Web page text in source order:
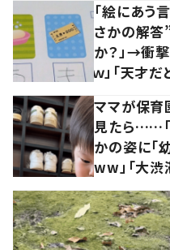
「絵にあう
さかの解答
か？」→衝
ｗ」「天才だ
ママが保
見たら……「
かの姿に「
ww」「大渋